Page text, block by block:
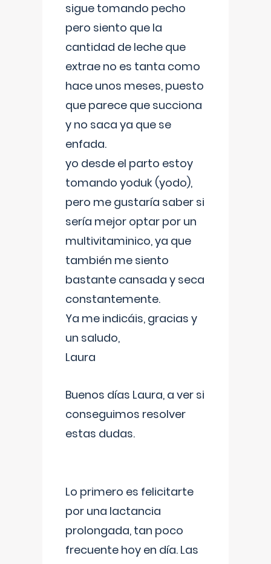
sigue tomando pecho
pero siento que la
cantidad de leche que
extrae no es tanta como
hace unos meses, puesto
que parece que succiona
y no saca ya que se
enfada.
yo desde el parto estoy
tomando yoduk (yodo),
pero me gustaría saber si
sería mejor optar por un
multivitaminico, ya que
también me siento
bastante cansada y seca
constantemente.
Ya me indicáis, gracias y
un saludo,
Laura
Buenos días Laura, a ver si
conseguimos resolver
estas dudas.
Lo primero es felicitarte
por una lactancia
prolongada, tan poco
frecuente hoy en día. Las